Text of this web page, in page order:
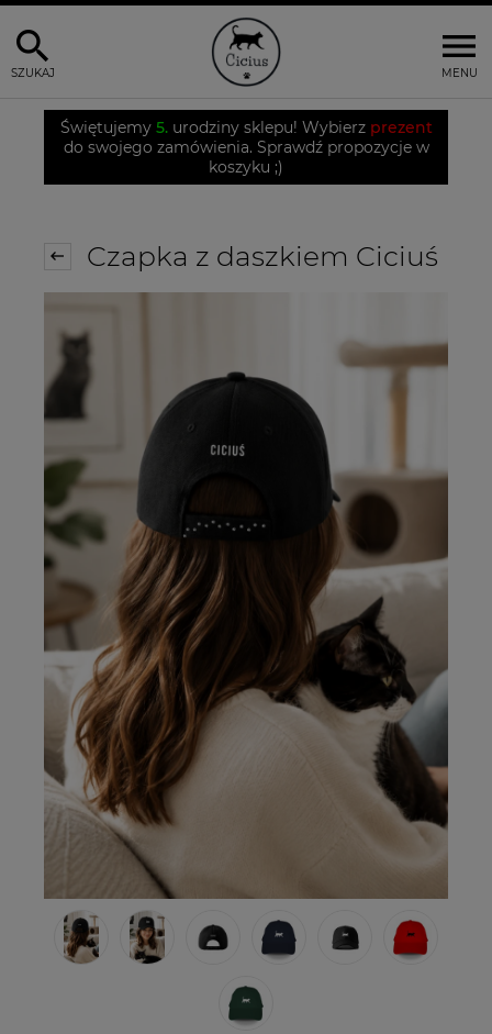
MENU
SZUKAJ
Świętujemy 5.urodziny sklepu! Wybierz prezent
do swojego zamówienia. Sprawdź propozycje w
koszyku ;)
Czapka z daszkiem Ciciuś